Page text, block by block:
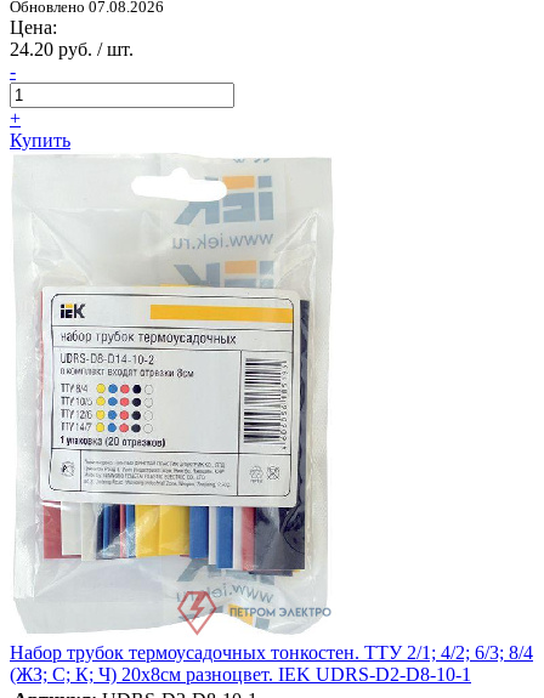
Обновлено 07.08.2026
Цена:
24.20 руб. / шт.
-
+
Купить
Набор трубок термоусадочных тонкостен. ТТУ 2/1; 4/2; 6/3; 8/4
(ЖЗ; С; К; Ч) 20х8см разноцвет. IEK UDRS-D2-D8-10-1